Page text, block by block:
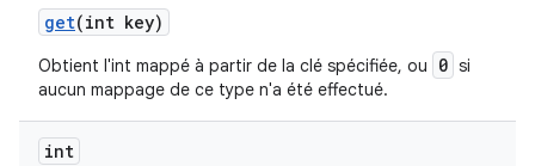
get(int key)
Obtient l'int mappé à partir de la clé spécifiée, ou 0 si
aucun mappage de ce type n'a été effectué.
int